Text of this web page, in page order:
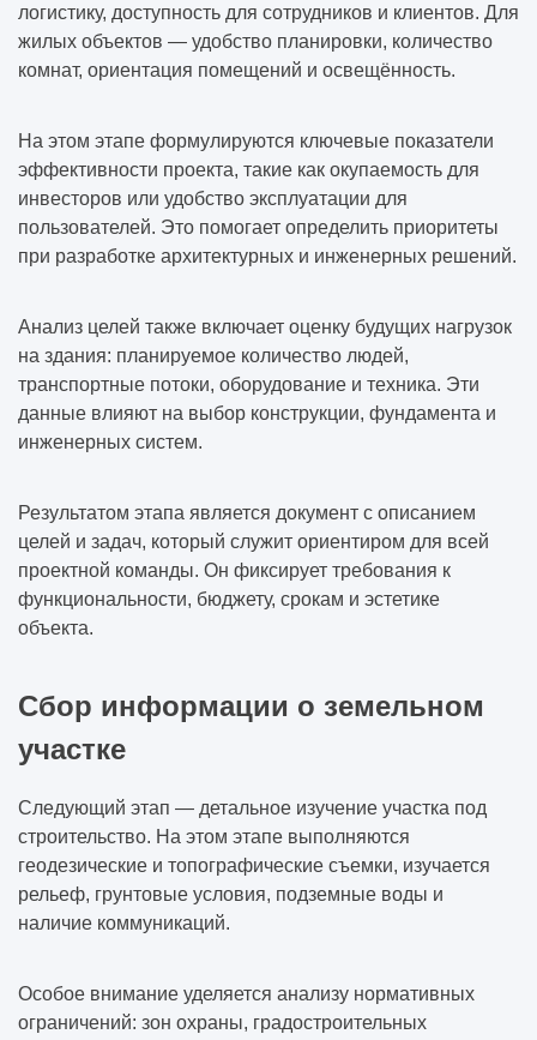
логистику, доступность для сотрудников и клиентов. Для
жилых объектов — удобство планировки, количество
комнат, ориентация помещений и освещённость.
На этом этапе формулируются ключевые показатели
эффективности проекта, такие как окупаемость для
инвесторов или удобство эксплуатации для
пользователей. Это помогает определить приоритеты
при разработке архитектурных и инженерных решений.
Анализ целей также включает оценку будущих нагрузок
на здания: планируемое количество людей,
транспортные потоки, оборудование и техника. Эти
данные влияют на выбор конструкции, фундамента и
инженерных систем.
Результатом этапа является документ с описанием
целей и задач, который служит ориентиром для всей
проектной команды. Он фиксирует требования к
функциональности, бюджету, срокам и эстетике
объекта.
Сбор информации о земельном
участке
Следующий этап — детальное изучение участка под
строительство. На этом этапе выполняются
геодезические и топографические съемки, изучается
рельеф, грунтовые условия, подземные воды и
наличие коммуникаций.
Особое внимание уделяется анализу нормативных
ограничений: зон охраны, градостроительных